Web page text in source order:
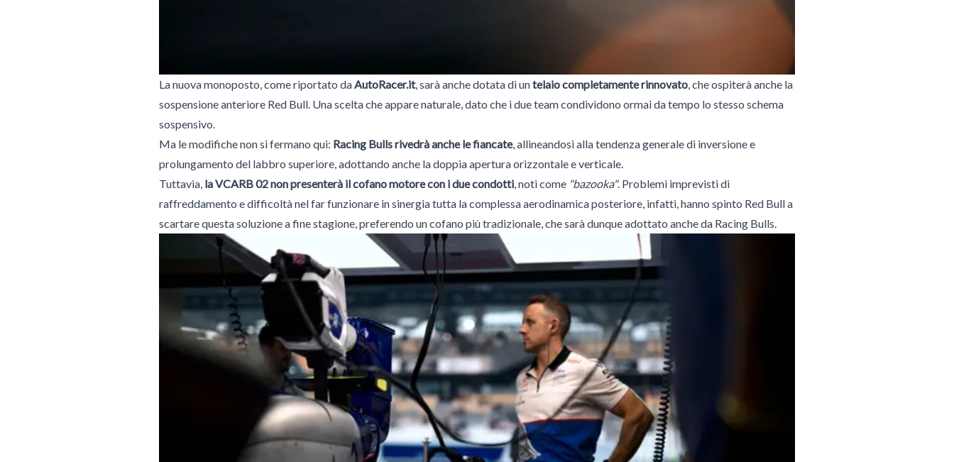
La nuova monoposto, come riportato daAutoRacer.it, sarà anche dotata di untelaio completamente rinnovato, che ospiterà anche la
sospensione anteriore Red Bull. Una scelta che appare naturale, dato che i due team condividono ormai da tempo lo stesso schema
sospensivo.
Ma le modifiche non si fermano qui: Racing Bulls rivedrà anche le fiancate, allineandosi alla tendenza generale di inversione e
prolungamento del labbro superiore, adottando anche la doppia apertura orizzontale e verticale.
Tuttavia, la VCARB 02 non presenterà il cofano motore con i due condotti, noti come "bazooka". Problemi imprevisti di
raffreddamento e difficoltà nel far funzionare in sinergia tutta la complessa aerodinamica posteriore, infatti, hanno spinto Red Bull a
scartare questa soluzione a fine stagione, preferendo un cofano più tradizionale, che sarà dunque adottato anche da Racing Bulls.